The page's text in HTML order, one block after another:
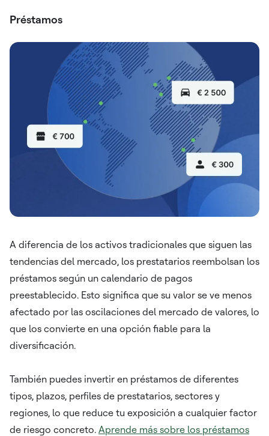
Préstamos
A diferencia de los activos tradicionales que siguen las
tendencias del mercado, los prestatarios reembolsan los
préstamos según un calendario de pagos
preestablecido. Esto significa que su valor se ve menos
afectado por las oscilaciones del mercado de valores, lo
que los convierte en una opción fiable para la
diversificación.
También puedes invertir en préstamos de diferentes
tipos, plazos, perfiles de prestatarios, sectores y
regiones, lo que reduce tu exposición a cualquier factor
de riesgo concreto. Aprende más sobre los préstamos